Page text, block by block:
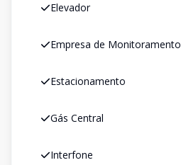
Elevador
Empresa de Monitoramento
Estacionamento
Gás Central
Interfone